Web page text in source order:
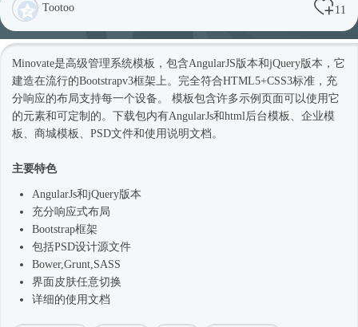
Tootoo 11
Minovate是高级管理系统模板，包含AngularJS版本和jQuery版本，它
建造在流行的Bootstrapv3框架上。完全符合HTML5+CSS3标准，充
分响应的布局支持每一个设备。 模板包含许多示例页面可以使用它
的元素和可定制的。下载包内有AngularJs和html 后台模板 、企业模
板
、商城模板、PSD文件和使用说明文档。
主要特色
AngularJs和jQuery版本
充分响应式布局
Bootstrap框架
包括PSD设计源文件
Bower,Grunt,SASS
界面皮肤任意切换
详细的使用文档